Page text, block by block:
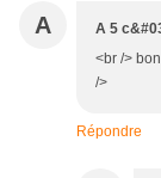
A A 5
<br />
/>
Répondre